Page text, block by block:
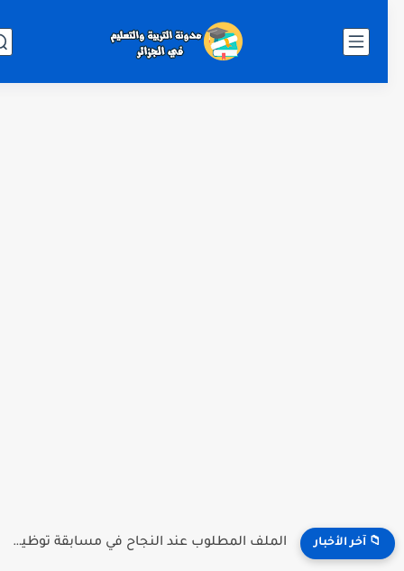
📁 آخر الأخبار منصة توظيف الأساتذة .. الآن إعلان النتائج جميع الولات 2026...